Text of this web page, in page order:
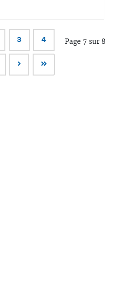
Page 7 sur 8
3 4